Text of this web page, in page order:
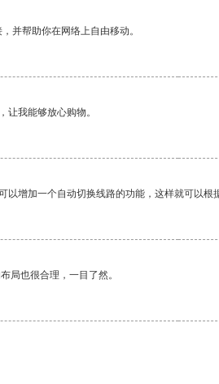
并帮助你在网络上自由移动。
我能够放心购物。
增加一个自动切换线路的功能，这样就可以根
局也很合理，一目了然。